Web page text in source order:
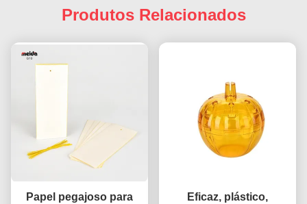
Produtos Relacionados
Papel pegajoso para
Eficaz, plástico,